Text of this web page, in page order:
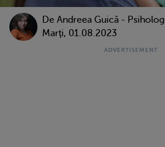
De Andreea Guică - Psiholog
Marţi, 01.08.2023